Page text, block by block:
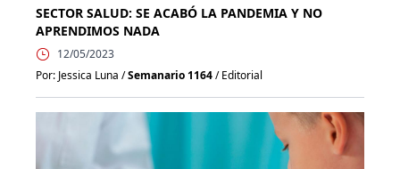
SECTOR SALUD: SE ACABÓ LA PANDEMIA Y NO
APRENDIMOS NADA
12/05/2023
Por: Jessica Luna /Semanario 1164/ Editorial